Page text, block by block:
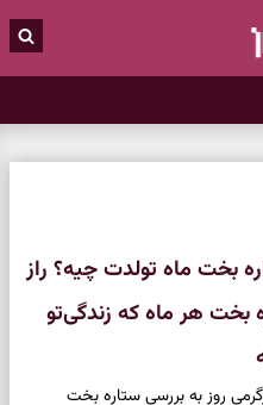
بخت ماه تولدت چیه؟ راز
بخت هر ماه که زندگی‌تو
روز به بررسی ستاره بخت